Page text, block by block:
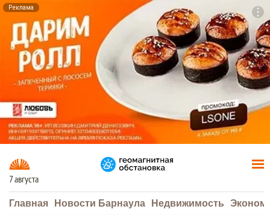
Реклама
7 августа
Главная Новости Барнаула Недвижимость